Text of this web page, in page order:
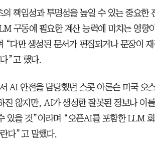
책임성과 투명성을 높일 수 있는 중요한
구동에 필요한 계산 능력에 미치는 영향
“다만 생성된 문서가 편집되거나 문장이 재
”고 했다.
AI 안전을 담당했던 스콧 아론슨 미국 오
진 않지만, AI가 생성한 잘못된 정보나 이
있을 것”이라며 “오픈AI를 포함한 LLM
다”고 말했다.